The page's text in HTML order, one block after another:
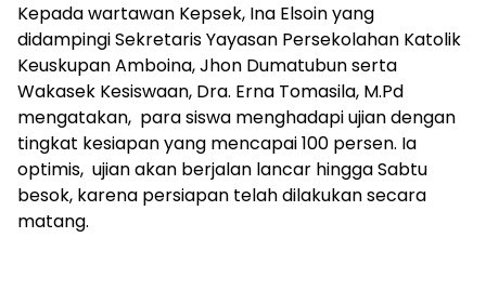
Kepada wartawan Kepsek, Ina Elsoin yang
didampingi Sekretaris Yayasan Persekolahan Katolik
Keuskupan Amboina, Jhon Dumatubun serta
Wakasek Kesiswaan, Dra. Erna Tomasila, M.Pd
mengatakan, para siswa menghadapi ujian dengan
tingkat kesiapan yang mencapai 100 persen. Ia
optimis, ujian akan berjalan lancar hingga Sabtu
besok, karena persiapan telah dilakukan secara
matang.